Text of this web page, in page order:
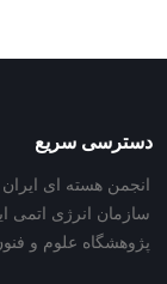
دسترسی سریع
انجمن هسته ای ایران
سازمان انرژی اتمی
پژوهشگاه علوم و